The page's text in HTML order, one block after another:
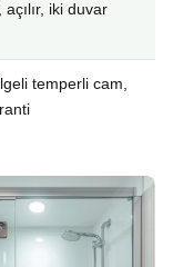
açılır, iki duvar
temperli cam,